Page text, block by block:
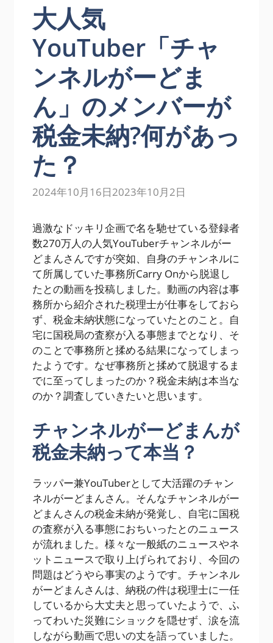
大人気
YouTuber「チャ
ンネルがーどま
ん」のメンバーが
税金未納?何があっ
た？
2024年10月16日2023年10月2日
過激なドッキリ企画で名を馳せている登録者
数270万人の人気YouTuberチャンネルがー
どまんさんですが突如、自身のチャンネルに
て所属していた事務所Carry Onから脱退し
たとの動画を投稿しました。動画の内容は事
務所から紹介された税理士が仕事をしておら
ず、税金未納状態になっていたとのこと。自
宅に国税局の査察が入る事態までとなり、そ
のことで事務所と揉める結果になってしまっ
たようです。なぜ事務所と揉めて脱退するま
でに至ってしまったのか？税金未納は本当な
のか？調査していきたいと思います。
チャンネルがーどまんが
税金未納って本当？
ラッパー兼YouTuberとして大活躍のチャン
ネルがーどまんさん。そんなチャンネルがー
どまんさんの税金未納が発覚し、自宅に国税
の査察が入る事態におちいったとのニュース
が流れました。様々な一般紙のニュースやネ
ットニュースで取り上げられており、今回の
問題はどうやら事実のようです。チャンネル
がーどまんさんは、納税の件は税理士に一任
しているから大丈夫と思っていたようで、ふ
ってわいた災難にショックを隠せず、涙を流
しながら動画で思いの丈を語っていました。